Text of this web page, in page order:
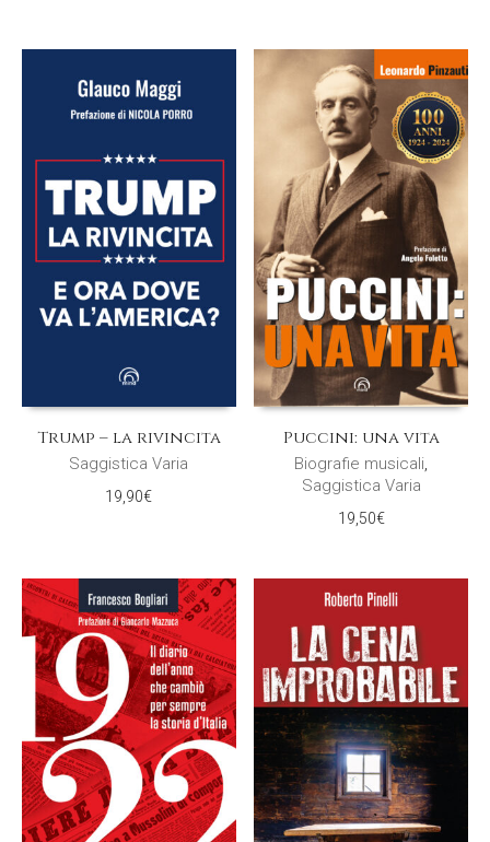
Trump – la rivincita
Saggistica Varia
19,90€
Puccini: una vita
Biografie musicali,
Saggistica Varia
19,50€